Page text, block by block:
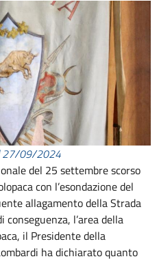
27/09/2024
del 25 settembre scorso
con l’esondazione del
allagamento della Strada
l’area della
il Presidente della
ha dichiarato quanto